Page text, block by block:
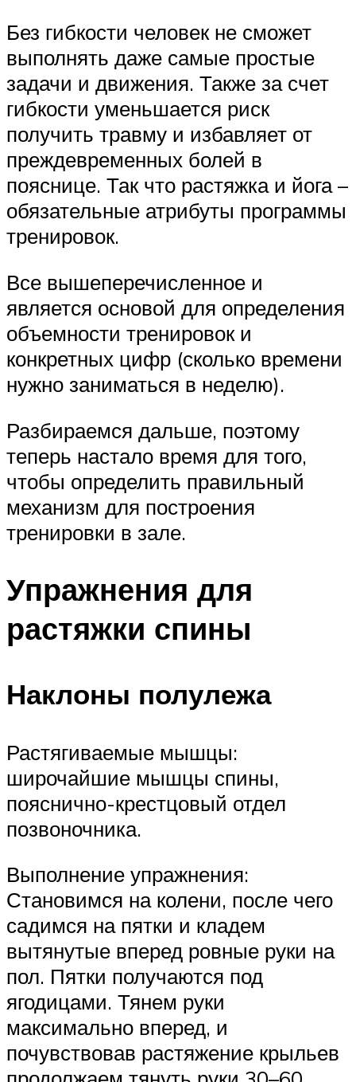
Без гибкости человек не сможет
выполнять даже самые простые
задачи и движения. Также за счет
гибкости уменьшается риск
получить травму и избавляет от
преждевременных болей в
пояснице. Так что растяжка и йога –
обязательные атрибуты программы
тренировок.
Все вышеперечисленное и
является основой для определения
объемности тренировок и
конкретных цифр (сколько времени
нужно заниматься в неделю).
Разбираемся дальше, поэтому
теперь настало время для того,
чтобы определить правильный
механизм для построения
тренировки в зале.
Упражнения для
растяжки спины
Наклоны полулежа
Растягиваемые мышцы:
широчайшие мышцы спины,
пояснично-крестцовый отдел
позвоночника.
Выполнение упражнения:
Становимся на колени, после чего
садимся на пятки и кладем
вытянутые вперед ровные руки на
пол. Пятки получаются под
ягодицами. Тянем руки
максимально вперед, и
почувствовав растяжение крыльев